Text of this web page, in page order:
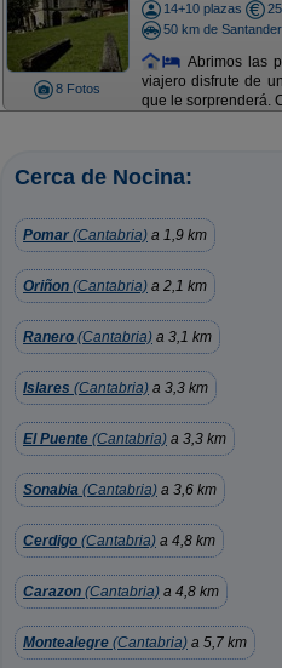
8 Fotos
14+10 plazas
50 km de Santander
Abrimos las
viajero disfrute de
que le sorprenderá.
Cerca de Nocina:
Pomar (Cantabria) a 1,9 km
Oriñon (Cantabria) a 2,1 km
Ranero (Cantabria) a 3,1 km
Islares (Cantabria) a 3,3 km
El Puente (Cantabria) a 3,3 km
Sonabia (Cantabria) a 3,6 km
Cerdigo (Cantabria) a 4,8 km
Carazon (Cantabria) a 4,8 km
Montealegre (Cantabria) a 5,7 km